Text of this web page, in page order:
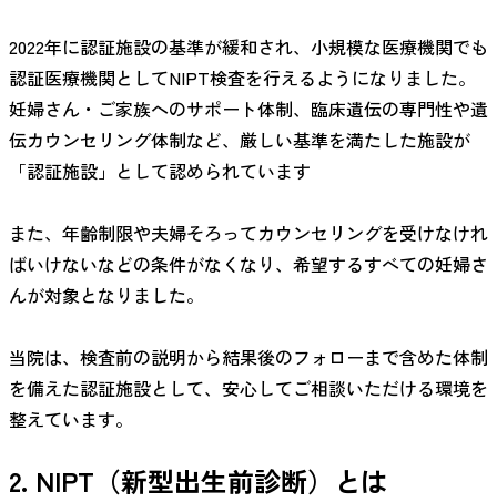
2022年に認証施設の基準が緩和され、小規模な医療機関でも
認証医療機関としてNIPT検査を行えるようになりました。
妊婦さん・ご家族へのサポート体制、臨床遺伝の専門性や遺
伝カウンセリング体制など、厳しい基準を満たした施設が
「認証施設」として認められています
また、年齢制限や夫婦そろってカウンセリングを受けなけれ
ばいけないなどの条件がなくなり、希望するすべての妊婦さ
んが対象となりました。
当院は、検査前の説明から結果後のフォローまで含めた体制
を備えた認証施設として、安心してご相談いただける環境を
整えています。
2. NIPT（新型出生前診断）とは